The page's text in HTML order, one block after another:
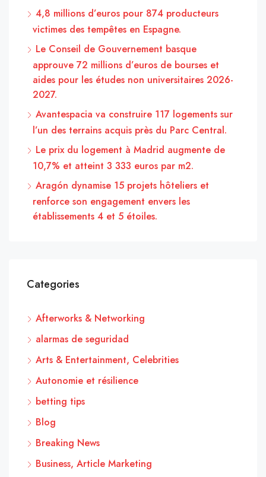
4,8 millions d’euros pour 874 producteurs
victimes des tempêtes en Espagne.
Le Conseil de Gouvernement basque
approuve 72 millions d’euros de bourses et
aides pour les études non universitaires 2026-
2027.
Avantespacia va construire 117 logements sur
l’un des terrains acquis près du Parc Central.
Le prix du logement à Madrid augmente de
10,7% et atteint 3 333 euros par m2.
Aragón dynamise 15 projets hôteliers et
renforce son engagement envers les
établissements 4 et 5 étoiles.
Categories
Afterworks & Networking
alarmas de seguridad
Arts & Entertainment, Celebrities
Autonomie et résilience
betting tips
Blog
Breaking News
Business, Article Marketing